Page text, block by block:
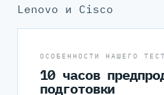
Lenovo и Cisco
ОСОБЕННОСТИ НАШЕГО
10 часов
подготовки